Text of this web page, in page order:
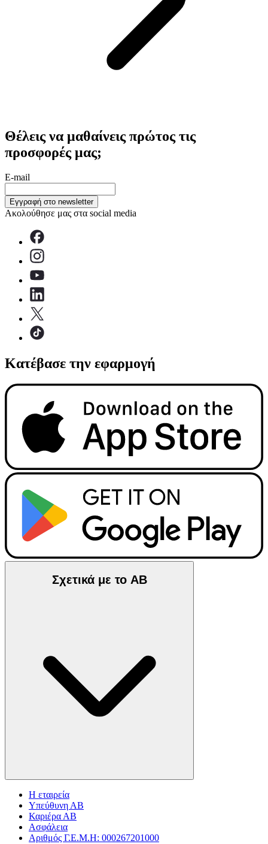
Θέλεις να μαθαίνεις πρώτος τις
προσφορές μας;
E-mail
Εγγραφή στο newsletter
Ακολούθησε μας στα social media
Κατέβασε την εφαρμογή
Σχετικά με το ΑΒ
Η εταιρεία
Υπεύθυνη ΑΒ
Καριέρα ΑΒ
Ασφάλεια
Αριθμός Γ.Ε.Μ.Η: 000267201000